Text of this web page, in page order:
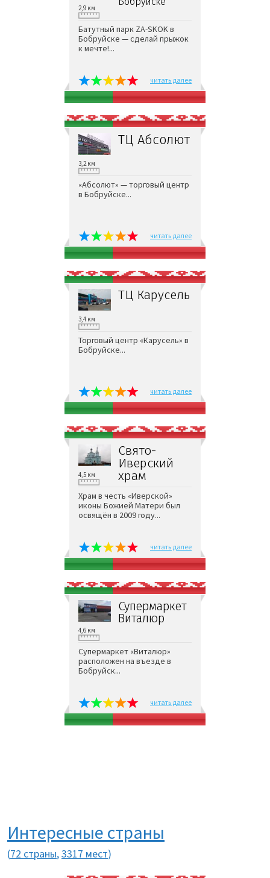
2,9 км
Батутный парк ZA-SKOK в
Бобруйске — сделай прыжок
к мечте!...
читать далее
ТЦ Абсолют
3,2 км
«Абсолют» — торговый центр
в Бобруйске...
читать далее
ТЦ Карусель
3,4 км
Торговый центр «Карусель» в
Бобруйске...
читать далее
Свято-
Иверский
храм
4,5 км
Храм в честь «Иверской»
иконы Божией Матери был
освящён в 2009 году...
читать далее
Супермаркет
Виталюр
4,6 км
Супермаркет «Виталюр»
расположен на въезде в
Бобруйск...
читать далее
Интересные страны
(72 страны,3317 мест)